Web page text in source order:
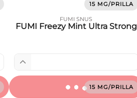
15 MG/PRILLA
FUMI SNUS
FUMI Freezy Mint Ultra Strong
15 MG/PRILLA